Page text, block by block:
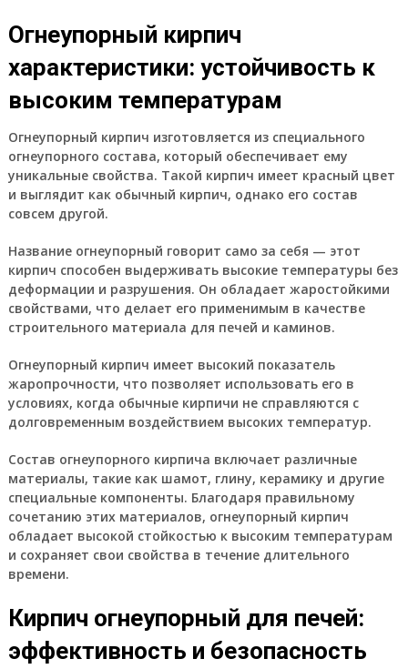
Огнеупорный кирпич
характеристики: устойчивость к
высоким температурам
Огнеупорный кирпич изготовляется из специального
огнеупорного состава, который обеспечивает ему
уникальные свойства. Такой кирпич имеет красный цвет
и выглядит как обычный кирпич, однако его состав
совсем другой.
Название огнеупорный говорит само за себя — этот
кирпич способен выдерживать высокие температуры без
деформации и разрушения. Он обладает жаростойкими
свойствами, что делает его применимым в качестве
строительного материала для печей и каминов.
Огнеупорный кирпич имеет высокий показатель
жаропрочности, что позволяет использовать его в
условиях, когда обычные кирпичи не справляются с
долговременным воздействием высоких температур.
Состав огнеупорного кирпича включает различные
материалы, такие как шамот, глину, керамику и другие
специальные компоненты. Благодаря правильному
сочетанию этих материалов, огнеупорный кирпич
обладает высокой стойкостью к высоким температурам
и сохраняет свои свойства в течение длительного
времени.
Кирпич огнеупорный для печей:
эффективность и безопасность